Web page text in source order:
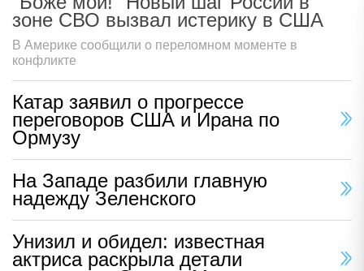
зоне СВО вызвал истерику в США
В Америке сообщили о переломном моменте в
конфликте
Катар заявил о прогрессе
переговоров США и Ирана по
Ормузу
На Западе разбили главную
надежду Зеленского
Унизил и обидел: известная
актриса раскрыла детали